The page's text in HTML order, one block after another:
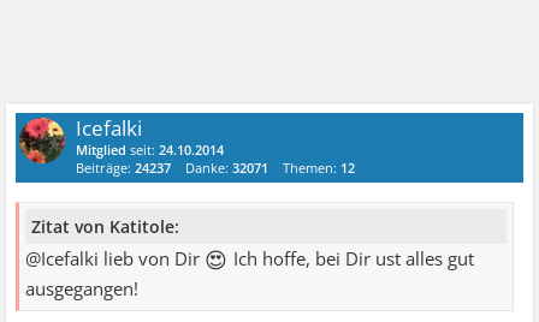
Icefalki
Mitglied seit:24.10.2014
Beiträge:24237 Danke:32071 Themen: 12
Zitat von Katitole:
@Icefalki lieb von Dir 😍 Ich hoffe, bei Dir ust alles gut
ausgegangen!